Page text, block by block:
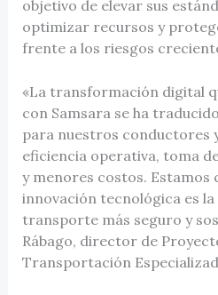
objetivo de elevar sus
optimizar recursos y
frente a los riesgos
«La transformación digital
con Samsara se ha
para nuestros conductores
eficiencia operativa, toma
y menores costos. Estamos
innovación tecnológica es
transporte más seguro y
Rábago, director de
Transportación